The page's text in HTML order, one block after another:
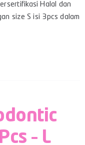
Halal dan
size S isi 3pcs dalam
– L